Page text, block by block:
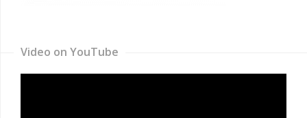
Video on YouTube